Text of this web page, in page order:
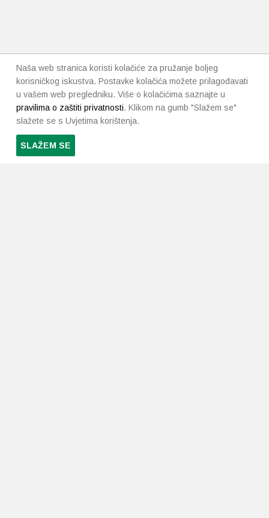
Naša web stranica koristi kolačiće za pružanje boljeg
korisničkog iskustva. Postavke kolačića možete prilagođavati
u vašem web pregledniku. Više o kolačićima saznajte u
pravilima o zaštiti privatnosti. Klikom na gumb "Slažem se"
slažete se s Uvjetima korištenja.
SLAŽEM SE